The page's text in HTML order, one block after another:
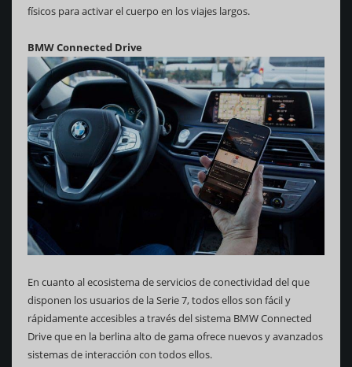
físicos para activar el cuerpo en los viajes largos.
BMW Connected Drive
En cuanto al ecosistema de servicios de conectividad del que
disponen los usuarios de la Serie 7, todos ellos son fácil y
rápidamente accesibles a través del sistema BMW Connected
Drive que en la berlina alto de gama ofrece nuevos y avanzados
sistemas de interacción con todos ellos.